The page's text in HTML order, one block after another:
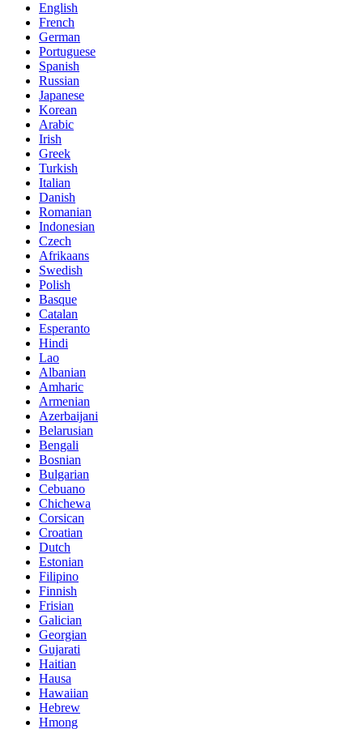
English
French
German
Portuguese
Spanish
Russian
Japanese
Korean
Arabic
Irish
Greek
Turkish
Italian
Danish
Romanian
Indonesian
Czech
Afrikaans
Swedish
Polish
Basque
Catalan
Esperanto
Hindi
Lao
Albanian
Amharic
Armenian
Azerbaijani
Belarusian
Bengali
Bosnian
Bulgarian
Cebuano
Chichewa
Corsican
Croatian
Dutch
Estonian
Filipino
Finnish
Frisian
Galician
Georgian
Gujarati
Haitian
Hausa
Hawaiian
Hebrew
Hmong